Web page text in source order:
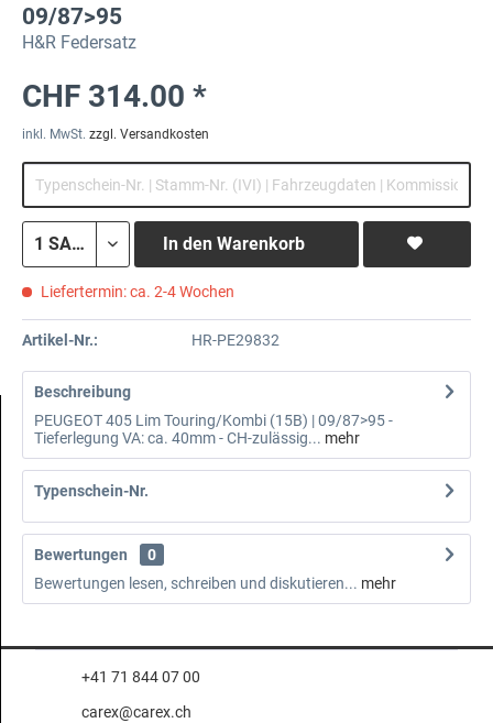
09/87>95
H&R Federsatz
CHF 314.00 *
inkl. MwSt. zzgl. Versandkosten
In den Warenkorb
Liefertermin: ca. 2-4 Wochen
Artikel-Nr.: HR-PE29832
Beschreibung
PEUGEOT 405 Lim Touring/Kombi (15B) | 09/87>95 -
Tieferlegung VA: ca. 40mm - CH-zulässig... mehr
Typenschein-Nr.
Bewertungen
0
Bewertungen lesen, schreiben und diskutieren... mehr
+41 71 844 07 00
carex@carex.ch